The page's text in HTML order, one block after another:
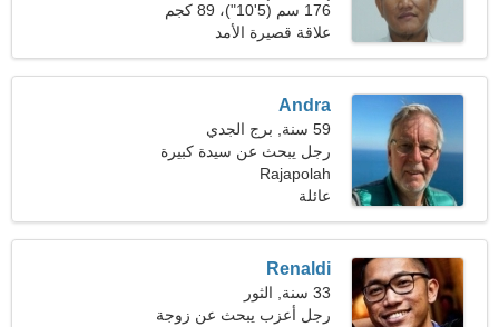
أحتاج امرأة عاطفية
176 سم (5'10")، 89 كجم
(196 رطل)
علاقة قصيرة الأمد
Andra
59 سنة, برج الجدي
رجل يبحث عن سيدة كبيرة
50-55
Rajapolah
عائلة
Renaldi
33 سنة, الثور
رجل أعزب يبحث عن زوجة